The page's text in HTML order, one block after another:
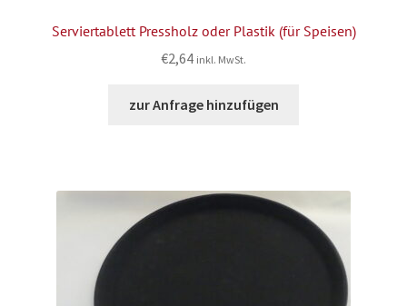
Serviertablett Pressholz oder Plastik (für Speisen)
€2,64 inkl. MwSt.
zur Anfrage hinzufügen